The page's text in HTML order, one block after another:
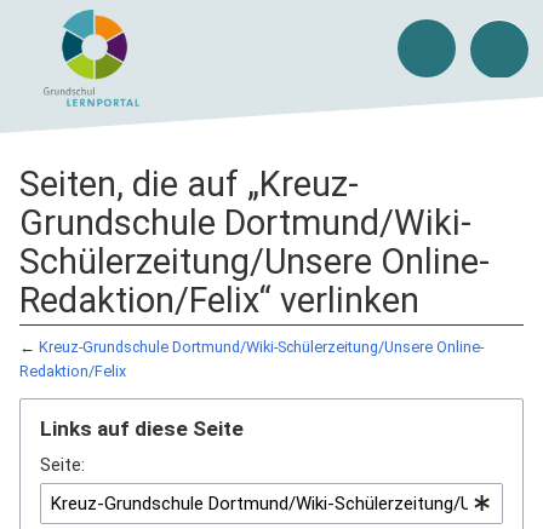
Seiten, die auf „Kreuz-
Grundschule Dortmund/Wiki-
Schülerzeitung/Unsere Online-
Redaktion/Felix“ verlinken
← Kreuz-Grundschule Dortmund/Wiki-Schülerzeitung/Unsere Online-
Redaktion/Felix
Links auf diese Seite
Seite: